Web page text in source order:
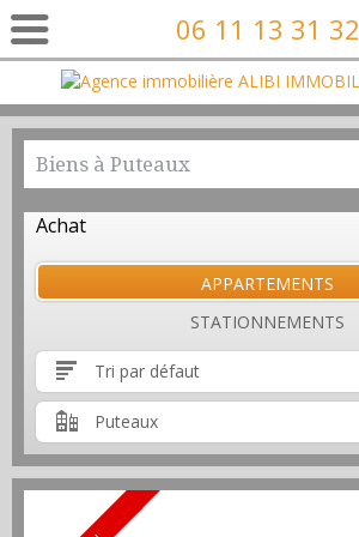
06 11 13 31 32
Biens à Puteaux
Achat
APPARTEMENTS
STATIONNEMENTS
Tri par défaut
Puteaux